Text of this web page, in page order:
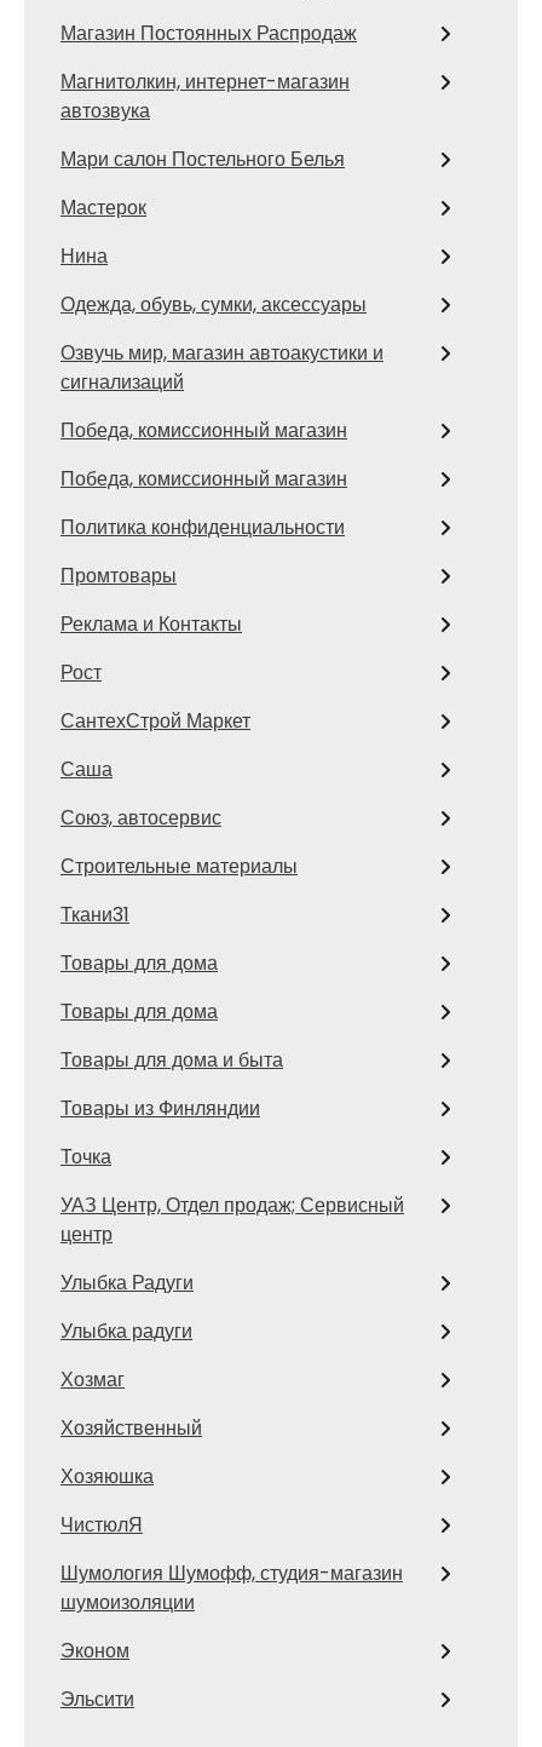
Магазин Постоянных Распродаж
Магнитолкин, интернет-магазин
автозвука
Мари салон Постельного Белья
Мастерок
Нина
Одежда, обувь, сумки, аксессуары
Озвучь мир, магазин автоакустики и
сигнализаций
Победа, комиссионный магазин
Победа, комиссионный магазин
Политика конфиденциальности
Промтовары
Реклама и Контакты
Рост
СантехСтрой Маркет
Саша
Союз, автосервис
Строительные материалы
Ткани31
Товары для дома
Товары для дома
Товары для дома и быта
Товары из Финляндии
Точка
УАЗ Центр, Отдел продаж; Сервисный
центр
Улыбка Радуги
Улыбка радуги
Хозмаг
Хозяйственный
Хозяюшка
ЧистюлЯ
Шумология Шумофф, студия-магазин
шумоизоляции
Эконом
Эльсити